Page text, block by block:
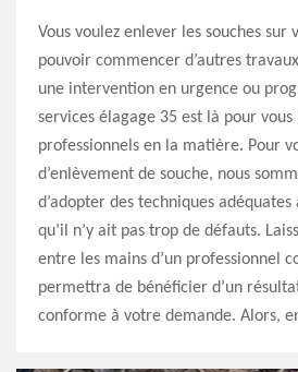
Vous voulez enlever les souches
pouvoir commencer d’autres
une intervention en urgence ou
services élagage 35 est là pour vous
professionnels en la matière. Pour
d’enlèvement de souche, nous
d’adopter des techniques
qu’il n’y ait pas trop de défauts.
entre les mains d’un professionnel
permettra de bénéficier d’un
conforme à votre demande. Alors,